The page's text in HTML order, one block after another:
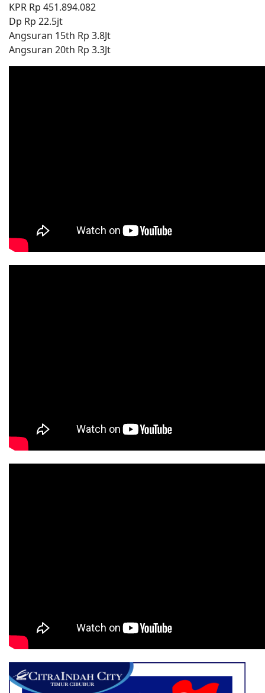
KPR Rp 451.894.082
Dp Rp 22.5jt
Angsuran 15th Rp 3.8Jt
Angsuran 20th Rp 3.3Jt